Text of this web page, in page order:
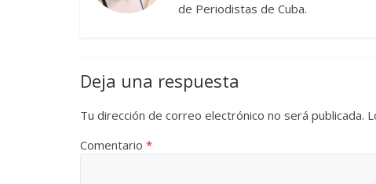
de Periodistas de Cuba.
Deja una respuesta
Tu dirección de correo electrónico no será publicada.
Comentario *
Terror chamánico coreano
14 marzo, 2026 Julio Martínez Molina
dramática
29 diciembre, 2025